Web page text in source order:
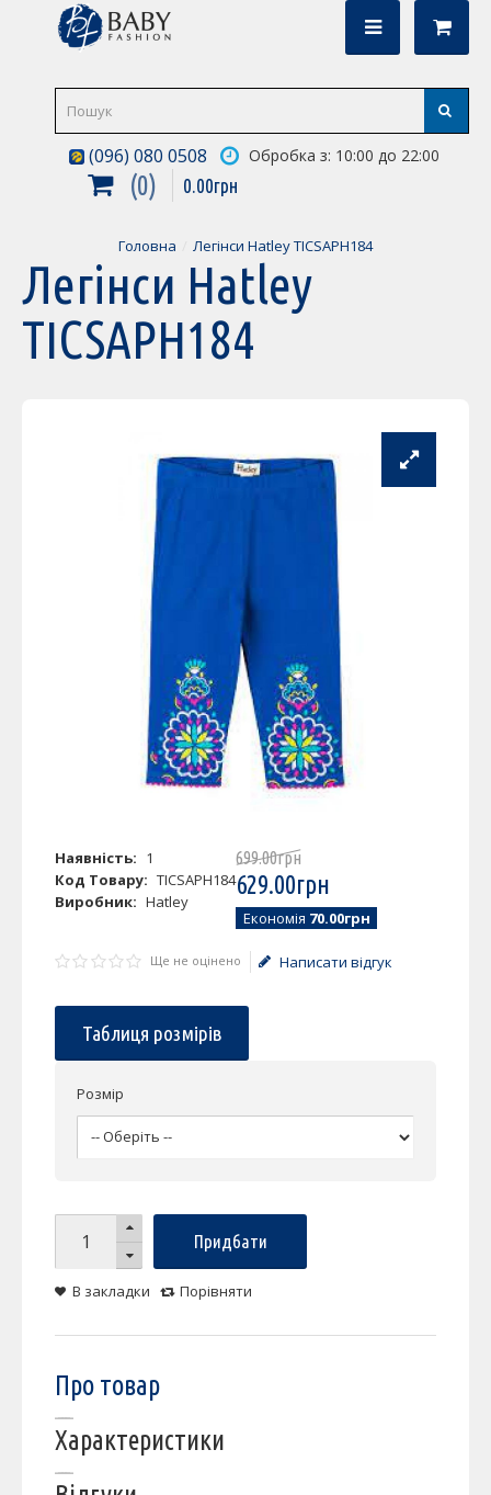
(096) 080 0508 Обробка з: 10:00 до 22:00
0 0.00грн
Головна Легінси Hatley TICSAPH184
Легінси Hatley
TICSAPH184
Наявність: 1
Код Товару: TICSAPH184
Виробник: Hatley
699.00грн
629.00грн
Економія 70.00грн
Ще не оцінено Написати відгук
Таблиця розмірів
Розмір
Придбати
В закладки Порівняти
Про товар
Характеристики